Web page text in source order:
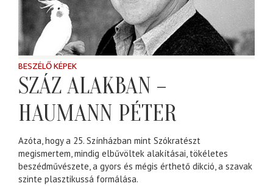
BESZÉLŐ KÉPEK
SZÁZ ALAKBAN –
HAUMANN PÉTER
Azóta, hogy a 25. Színházban mint Szókratészt
megismertem, mindig elbűvöltek alakításai, tökéletes
beszédművészete, a gyors és mégis érthető dikció, a szavak
szinte plasztikussá formálása.